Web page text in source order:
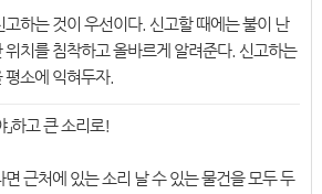
고하는 것이 우선이다. 신고할 때에는 불이 난
위치를 침착하고 올바르게 알려준다. 신고하는
평소에 익혀두자.
」하고 큰 소리로!
면 근처에 있는 소리 날 수 있는 물건을 모두 두